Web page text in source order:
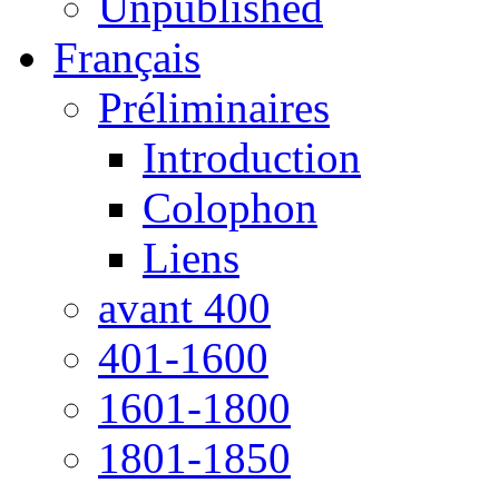
Français
Préliminaires
Introduction
Colophon
Liens
avant 400
401-1600
1601-1800
1801-1850